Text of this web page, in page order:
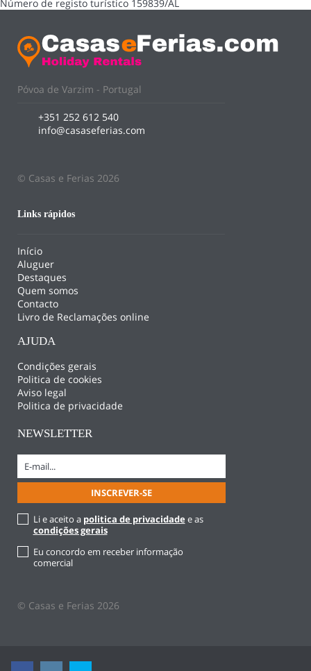
Número de registo turístico 159839/AL
Póvoa de Varzim - Portugal
+351 252 612 540
info@casaseferias.com
© Casas e Ferias 2026
Links rápidos
Início
Aluguer
Destaques
Quem somos
Contacto
Livro de Reclamações online
AJUDA
Condições gerais
Politica de cookies
Aviso legal
Politica de privacidade
NEWSLETTER
Li e aceito a politica de privacidade e as
condições gerais
Eu concordo em receber informação
comercial
© Casas e Ferias 2026